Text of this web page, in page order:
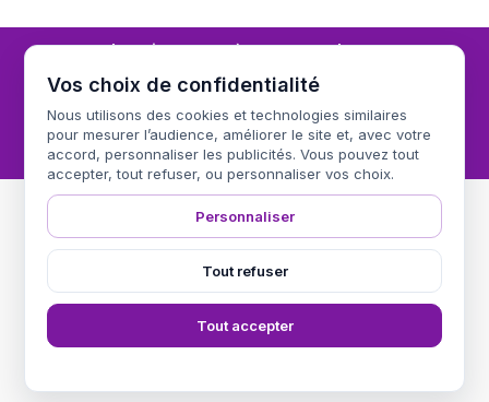
Inscrivez vous à notre newsletter
Vous pouvez vous désinscrire à tout moment. Vous trouverez pour cela nos
informations de contact dans les conditions d'utilisation du site.
Vos choix de confidentialité
Nous utilisons des cookies et technologies similaires
pour mesurer l’audience, améliorer le site et, avec votre
accord, personnaliser les publicités. Vous pouvez tout
accepter, tout refuser, ou personnaliser vos choix.
Personnaliser
Tout refuser
Tout accepter